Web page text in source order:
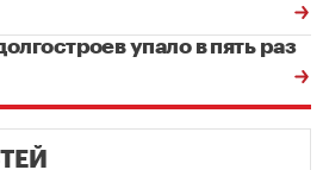
упало в пять раз